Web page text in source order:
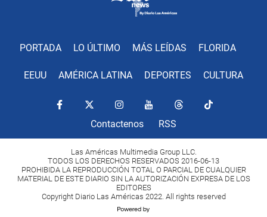
PORTADA LO ÚLTIMO MÁS LEÍDAS FLORIDA
EEUU AMÉRICA LATINA DEPORTES CULTURA
Contactenos RSS
Las Américas Multimedia Group LLC.
TODOS LOS DERECHOS RESERVADOS 2016-06-13
PROHIBIDA LA REPRODUCCIÓN TOTAL O PARCIAL DE CUALQUIER
MATERIAL DE ESTE DIARIO SIN LA AUTORIZACIÓN EXPRESA DE LOS
EDITORES
Copyright Diario Las Américas 2022. All rights reserved